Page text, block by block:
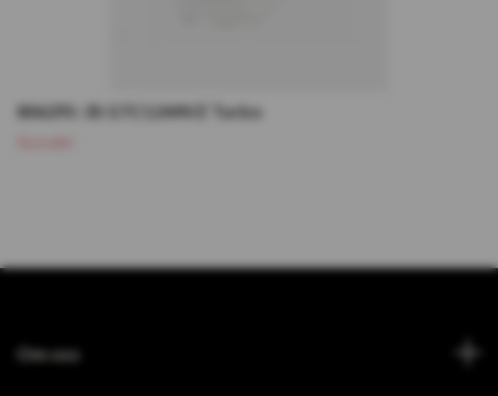
806291-3S GTC1244VZ Turbo
Om oss